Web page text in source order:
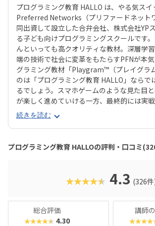
プログラミング教育 HALLO は、やる気スイ
Preferred Networks（プリファードネット
同出資して設立した合弁会社、株式会社YP
る子ども向けプログラミングスクールです
んといっても高クオリティな教材。深層学
端の技術で社会に変革をもたらすPFNが本
グラミング教材「Playgram™（プレイグラ
のは「プログラミング教育 HALLO」ならで
るでしょう。スマホゲームのような見た目
が楽しく進めていける一方、最終的には実
ラミングスキルが身につく「Playgram」に
ンクラフト（マイクラ）のように3D空間を
ードも。子どもの創造性と技術力、そのど
るスクールをお探しのご家庭にぴったりのス
た、運営元のやる気スイッチグループといえ
名。学習計画や講師とのマッチングに使われ
材はいいけど、先生との相性が……」なんて
くの教室に足を運んでみてくださいね。
続きを読む
プログラミング教育 HALLOの評判・口コミ
★★★★★ 4.3 (326
総合評価
★★★★★ 4.30
講師